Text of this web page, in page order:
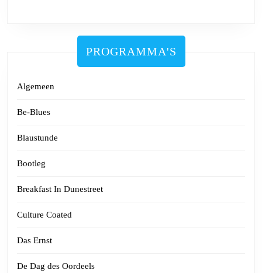
PROGRAMMA'S
Algemeen
Be-Blues
Blaustunde
Bootleg
Breakfast In Dunestreet
Culture Coated
Das Ernst
De Dag des Oordeels